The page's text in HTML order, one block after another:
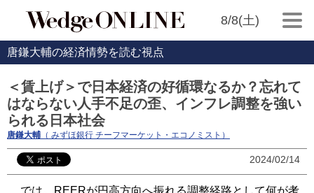
8/8(土)
唐鎌大輔の経済情勢を読む視点
＜賃上げ＞で日本経済の好循環なるか？忘れて
はならない人手不足の歪、インフレ調整を強い
られる日本社会
唐鎌大輔 （ みずほ銀行 チーフマーケット・エコノミスト）
2024/02/14
では、REERが円高方向へ振れる調整経路として何が考